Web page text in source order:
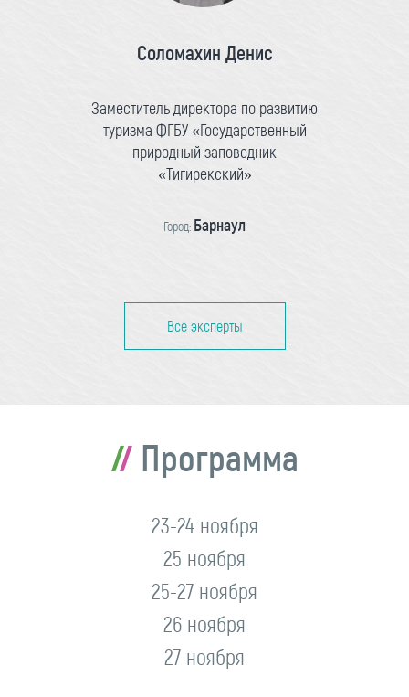
Соломахин Денис
Заместитель директора по развитию
туризма ФГБУ «Государственный
природный заповедник
«Тигирекский»
Город: Барнаул
Все эксперты
Программа
23-24 ноября
25 ноября
25-27 ноября
26 ноября
27 ноября